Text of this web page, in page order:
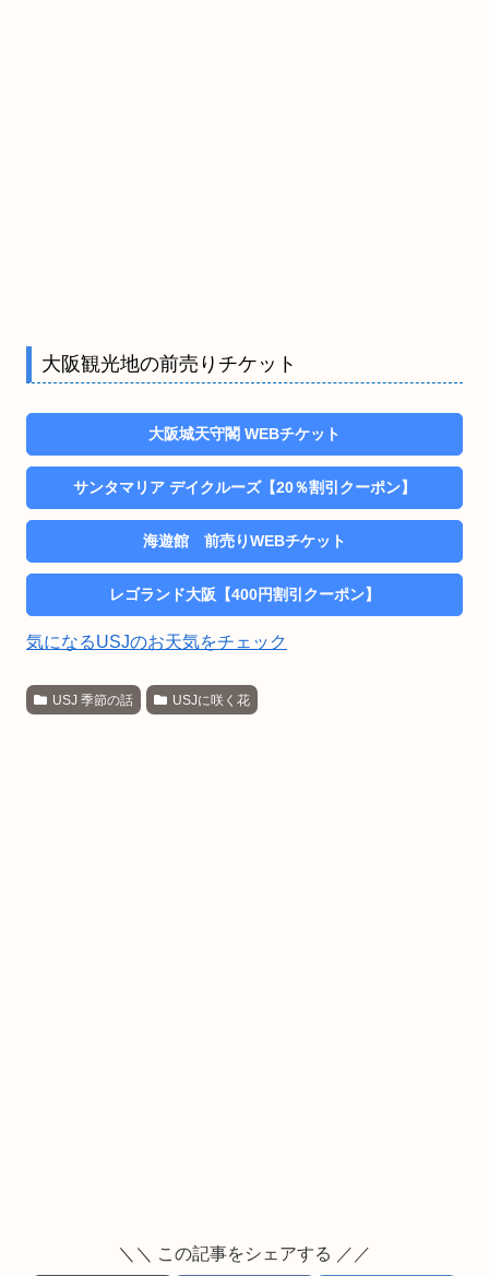
大阪観光地の前売りチケット
大阪城天守閣 WEBチケット
サンタマリア デイクルーズ【20％割引クーポン】
海遊館 前売りWEBチケット
レゴランド大阪【400円割引クーポン】
気になるUSJのお天気をチェック
USJ 季節の話 USJに咲く花
＼＼ この記事をシェアする ／／